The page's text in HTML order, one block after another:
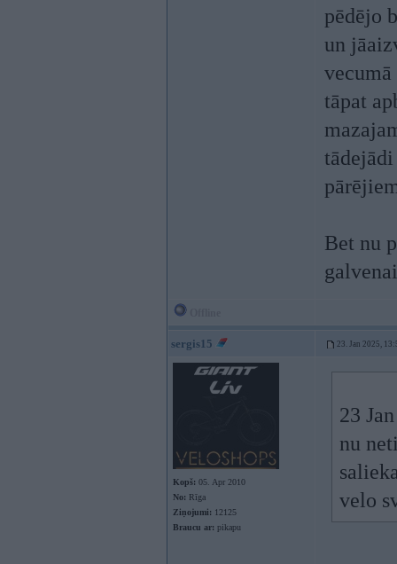
pēdējo
un
tāpat
Bet nu
sergis15 23. Jan 2025,
Kopš: 05. Apr 2010
No: Rīga
Ziņojumi: 12125
Braucu ar: pikapu
23
nu
velo